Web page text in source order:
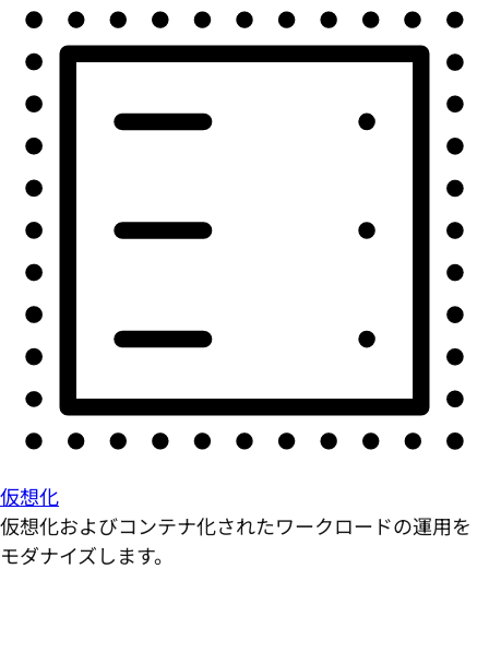
仮想化
仮想化およびコンテナ化されたワークロードの運用を
モダナイズします。